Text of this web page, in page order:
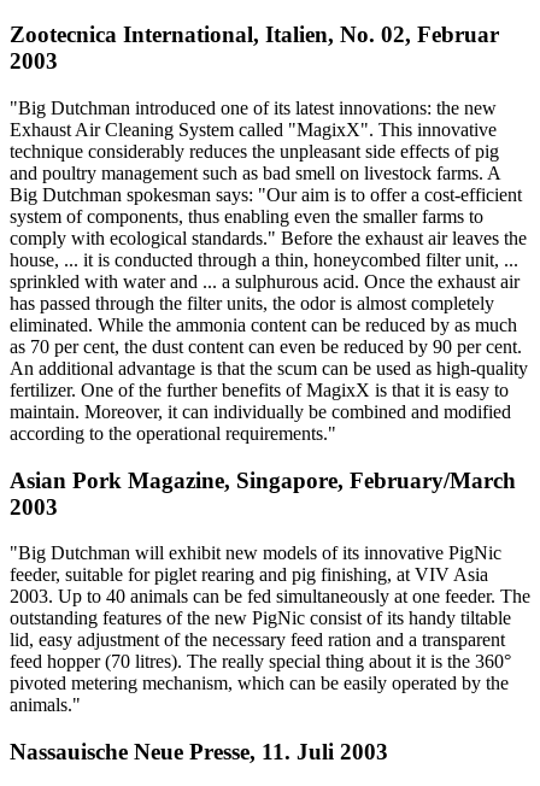
Zootecnica International, Italien, No. 02, Februar
2003
"Big Dutchman introduced one of its latest innovations: the new
Exhaust Air Cleaning System called "MagixX". This innovative
technique considerably reduces the unpleasant side effects of pig
and poultry management such as bad smell on livestock farms. A
Big Dutchman spokesman says: "Our aim is to offer a cost-efficient
system of components, thus enabling even the smaller farms to
comply with ecological standards." Before the exhaust air leaves the
house, ... it is conducted through a thin, honeycombed filter unit, ...
sprinkled with water and ... a sulphurous acid. Once the exhaust air
has passed through the filter units, the odor is almost completely
eliminated. While the ammonia content can be reduced by as much
as 70 per cent, the dust content can even be reduced by 90 per cent.
An additional advantage is that the scum can be used as high-quality
fertilizer. One of the further benefits of MagixX is that it is easy to
maintain. Moreover, it can individually be combined and modified
according to the operational requirements."
Asian Pork Magazine, Singapore, February/March
2003
"Big Dutchman will exhibit new models of its innovative PigNic
feeder, suitable for piglet rearing and pig finishing, at VIV Asia
2003. Up to 40 animals can be fed simultaneously at one feeder. The
outstanding features of the new PigNic consist of its handy tiltable
lid, easy adjustment of the necessary feed ration and a transparent
feed hopper (70 litres). The really special thing about it is the 360°
pivoted metering mechanism, which can be easily operated by the
animals."
Nassauische Neue Presse, 11. Juli 2003